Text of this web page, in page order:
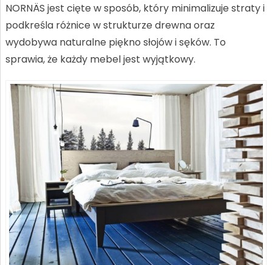
NORNÄS jest cięte w sposób, który minimalizuje straty i
podkreśla różnice w strukturze drewna oraz
wydobywa naturalne piękno słojów i sęków. To
sprawia, że każdy mebel jest wyjątkowy.